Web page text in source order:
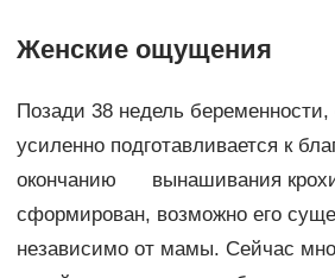
Женские ощущения
Позади 38 недель
усиленно подготавливается к
окончанию вынашивания
сформирован, возможно его
независимо от мамы. Сейчас